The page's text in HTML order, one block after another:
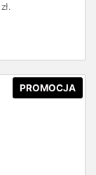
zł.
PROMOCJA